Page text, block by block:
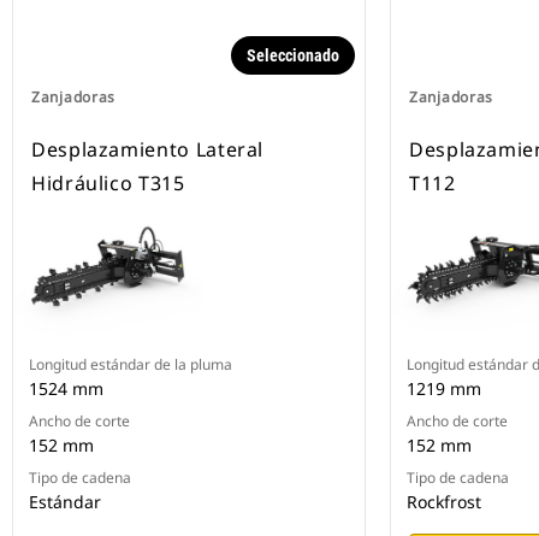
Zanjadoras
Seleccionado
Desplazamiento Lateral
Hidráulico T315
Longitud estándar de la pluma
1524 mm
Ancho de corte
152 mm
Tipo de cadena
Estándar
Zanjadoras
T112
Longitud estándar
1219 mm
Ancho de corte
152 mm
Tipo de cadena
Rockfrost